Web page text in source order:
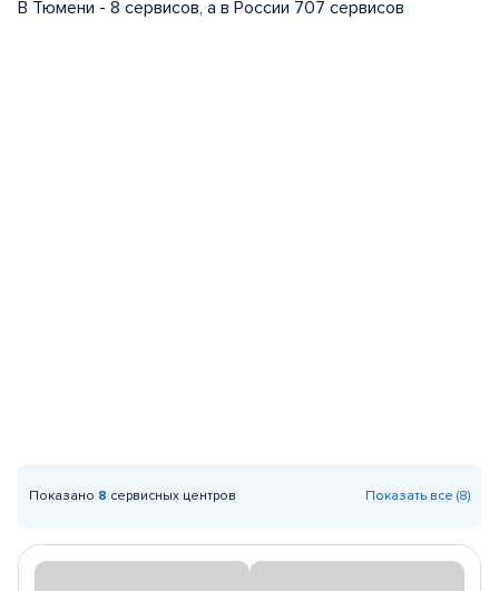
В Тюмени - 8 сервисов, а в России 707 сервисов
Показано 8 сервисных центров Показать все (8)